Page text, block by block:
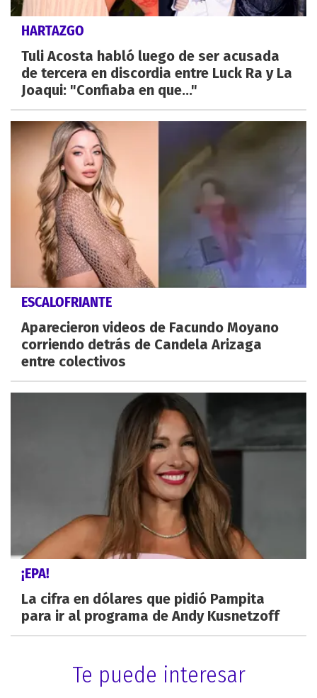
HARTAZGO
Tuli Acosta habló luego de ser acusada
de tercera en discordia entre Luck Ra y La
Joaqui: "Confiaba en que..."
ESCALOFRIANTE
Aparecieron videos de Facundo Moyano
corriendo detrás de Candela Arizaga
entre colectivos
¡EPA!
La cifra en dólares que pidió Pampita
para ir al programa de Andy Kusnetzoff
Te puede interesar